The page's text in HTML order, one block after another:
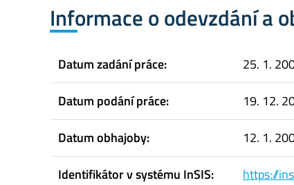
Informace o odevzdání a
Datum zadání práce:
25. 1.
Datum podání práce:
19. 12.
Datum obhajoby:
12. 1.
Identifikátor v systému InSIS:
https://